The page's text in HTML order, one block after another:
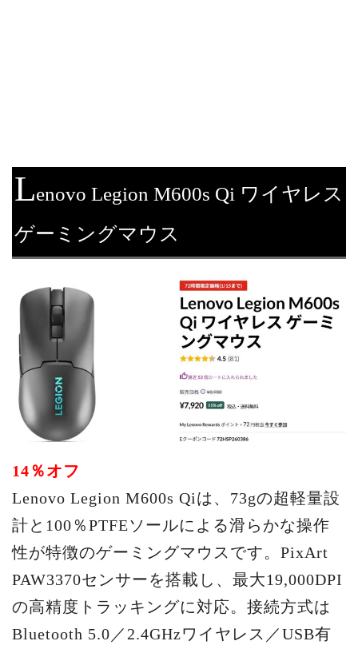
Lenovo Legion M600s Qi ワイヤレス
ゲーミングマウス
14％オフ
Lenovo Legion M600s Qiは、73gの超軽量設
計と100％PTFEソールによる滑らかな操作
性が特徴のゲーミングマウスです。PixArt
PAW3370センサーを搭載し、最大19,000DPI
の高精度トラッキングに対応。接続方式は
Bluetooth 5.0／2.4GHzワイヤレス／USB有